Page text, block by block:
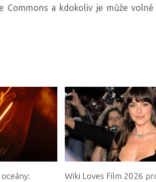
Commons a kdokoliv je může
Wiki Loves Film 2026